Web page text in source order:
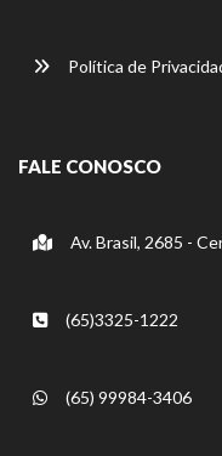
Política de
FALE CONOSCO
Av. Brasil, 2685 -
(65)3325-1222
(65) 99984-3406